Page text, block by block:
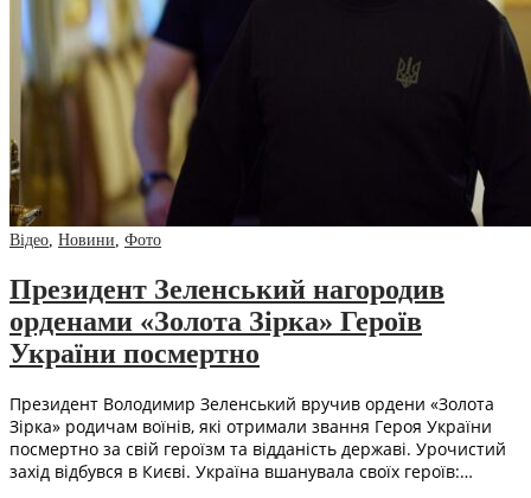
Відео Новини Фото
Президент Зеленський нагородив
орденами «Золота Зірка» Героїв
України посмертно
Президент Володимир Зеленський вручив ордени «Золота
Зірка» родичам воїнів, які отримали звання Героя України
посмертно за свій героїзм та відданість державі. Урочистий
захід відбувся в Києві. Україна вшанувала своїх героїв:…